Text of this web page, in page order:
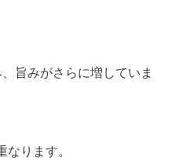
旨みがさらに増していま
ります。